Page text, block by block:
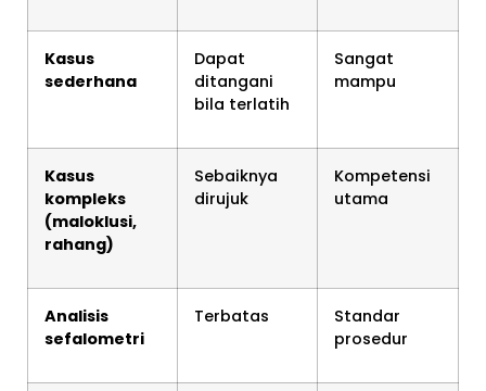
Kasus
sederhana
Dapat
ditangani
bila terlatih
Sangat
mampu
Kasus
kompleks
(maloklusi,
rahang)
Sebaiknya
dirujuk
Kompetensi
utama
Analisis
sefalometri
Terbatas
Standar
prosedur